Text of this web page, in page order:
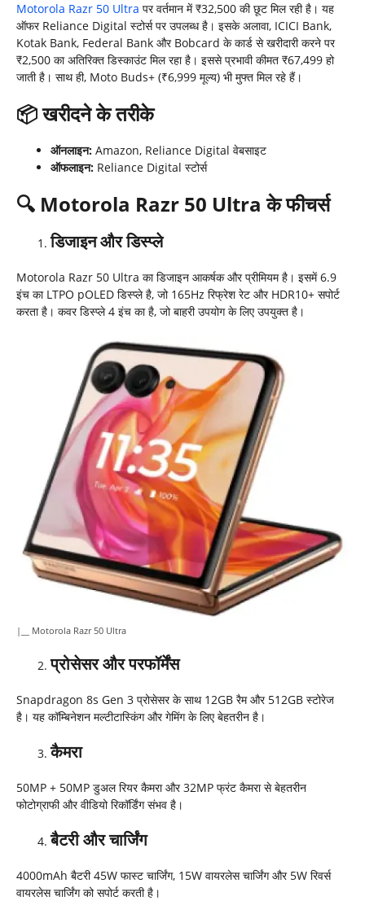
Motorola Razr 50 Ultra पर वर्तमान में ₹32,500 की छूट मिल रही है। यह
ऑफर Reliance Digital स्टोर्स पर उपलब्ध है। इसके अलावा, ICICI Bank,
Kotak Bank, Federal Bank और Bobcard के कार्ड से खरीदारी करने पर
₹2,500 का अतिरिक्त डिस्काउंट मिल रहा है। इससे प्रभावी कीमत ₹67,499 हो
जाती है। साथ ही, Moto Buds+ (₹6,999 मूल्य) भी मुफ्त मिल रहे हैं।
📦खरीदने के तरीके
ऑनलाइन: Amazon, Reliance Digital वेबसाइट
ऑफलाइन: Reliance Digital स्टोर्स
🔍 Motorola Razr 50 Ultraके फीचर्स
डिजाइन और डिस्प्ले
Motorola Razr 50 Ultra का डिजाइन आकर्षक और प्रीमियम है। इसमें 6.9
इंच का LTPO pOLED डिस्प्ले है, जो 165Hz रिफ्रेश रेट और HDR10+ सपोर्ट
करता है। कवर डिस्प्ले 4 इंच का है, जो बाहरी उपयोग के लिए उपयुक्त है।
|__ Motorola Razr 50 Ultra
प्रोसेसर और परफॉर्मेंस
Snapdragon 8s Gen 3 प्रोसेसर के साथ 12GB रैम और 512GB स्टोरेज
है। यह कॉम्बिनेशन मल्टीटास्किंग और गेमिंग के लिए बेहतरीन है।
कैमरा
50MP + 50MP डुअल रियर कैमरा और 32MP फ्रंट कैमरा से बेहतरीन
फोटोग्राफी और वीडियो रिकॉर्डिंग संभव है।
बैटरी और चार्जिंग
4000mAh बैटरी 45W फास्ट चार्जिंग, 15W वायरलेस चार्जिंग और 5W रिवर्स
वायरलेस चार्जिंग को सपोर्ट करती है।